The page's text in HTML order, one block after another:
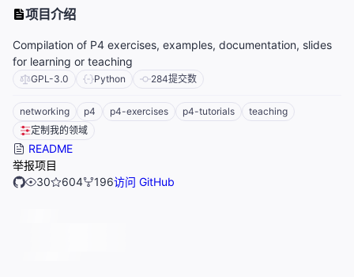
项目介绍
Compilation of P4 exercises, examples, documentation, slides
for learning or teaching
GPL-3.0 Python 284提交数
networking p4 p4-exercises p4-tutorials
teaching
定制我的领域
README
举报项目
30
604 196访问 GitHub